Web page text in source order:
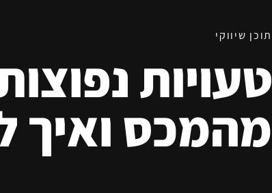
תוכן שיווקי
טעויות
מהמכס ואיך